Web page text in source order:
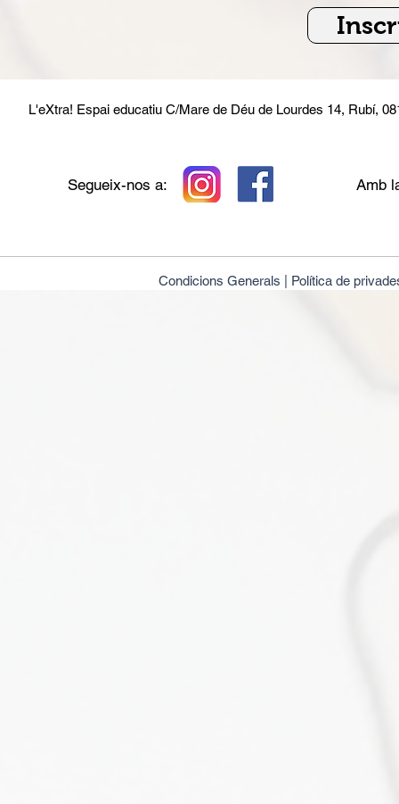
L'eXtra! Espai educatiu C/Mare de Déu de Lourdes 14, Rubí,
Segueix-nos a: Amb
Condicions Generals | Política de